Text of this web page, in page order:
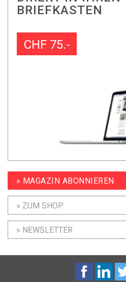
BRIEFKASTEN
CHF 75.-
» MAGAZIN ABONNIEREN
» ZUM SHOP
» NEWSLETTER